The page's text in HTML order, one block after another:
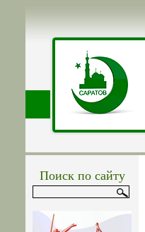
Поиск по сайту